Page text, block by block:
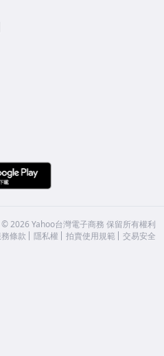
©2026 Yahoo台灣電子商務 保留所有權利
條款
隱私權 拍賣使用規範 交易安全